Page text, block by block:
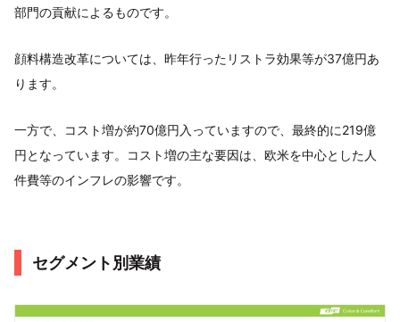
部門の貢献によるものです。
顔料構造改革については、昨年行ったリストラ効果等が37億円あ
ります。
一方で、コスト増が約70億円入っていますので、最終的に219億
円となっています。コスト増の主な要因は、欧米を中心とした人
件費等のインフレの影響です。
セグメント別業績